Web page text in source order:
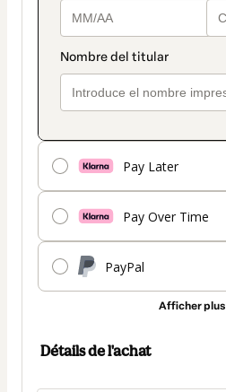
Pay Later
Pay Over Time
PayPal
Afficher plus
Détails de l'achat